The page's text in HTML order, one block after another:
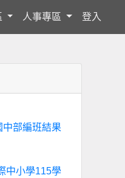
人事專區 登入
部編班結果
中小學115學